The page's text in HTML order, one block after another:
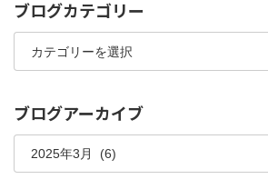
ブログカテゴリー
ブ
グ
テ
ゴ
リ
ブログアーカイブ
ブ
グ